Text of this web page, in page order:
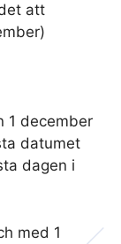
att
1 december
datumet
dagen i
med 1